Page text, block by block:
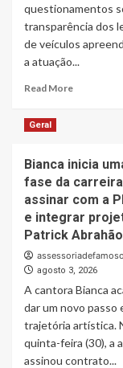
com
a
Parceria
questionamentos
transparência dos
de veículos
a atuação...
Read MoreRead
possíveis
fraudes
leilões
de
veículos
na
Bahia
motivam
de
Geral
Bianca inicia
fase da
assinar com a
e integrar
Patrick Abrahão
agosto 3, 2026
A cantora Bianca
dar um novo passo
trajetória artística.
quinta-feira (30), a
assinou contrato...